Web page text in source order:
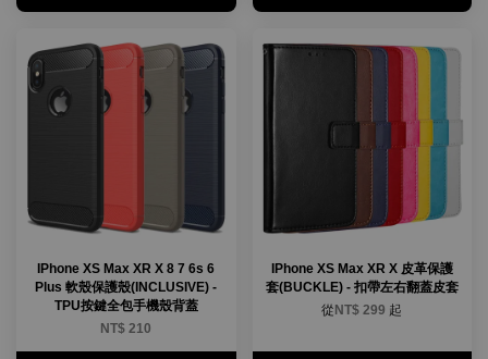
IPhone XS Max XR X 8 7 6s 6
Plus 軟殼保護殼(INCLUSIVE) -
TPU按鍵全包手機殼背蓋
NT$ 210
IPhone XS Max XR X 皮革保護
套(BUCKLE) - 扣帶左右翻蓋皮套
從 NT$ 299 起